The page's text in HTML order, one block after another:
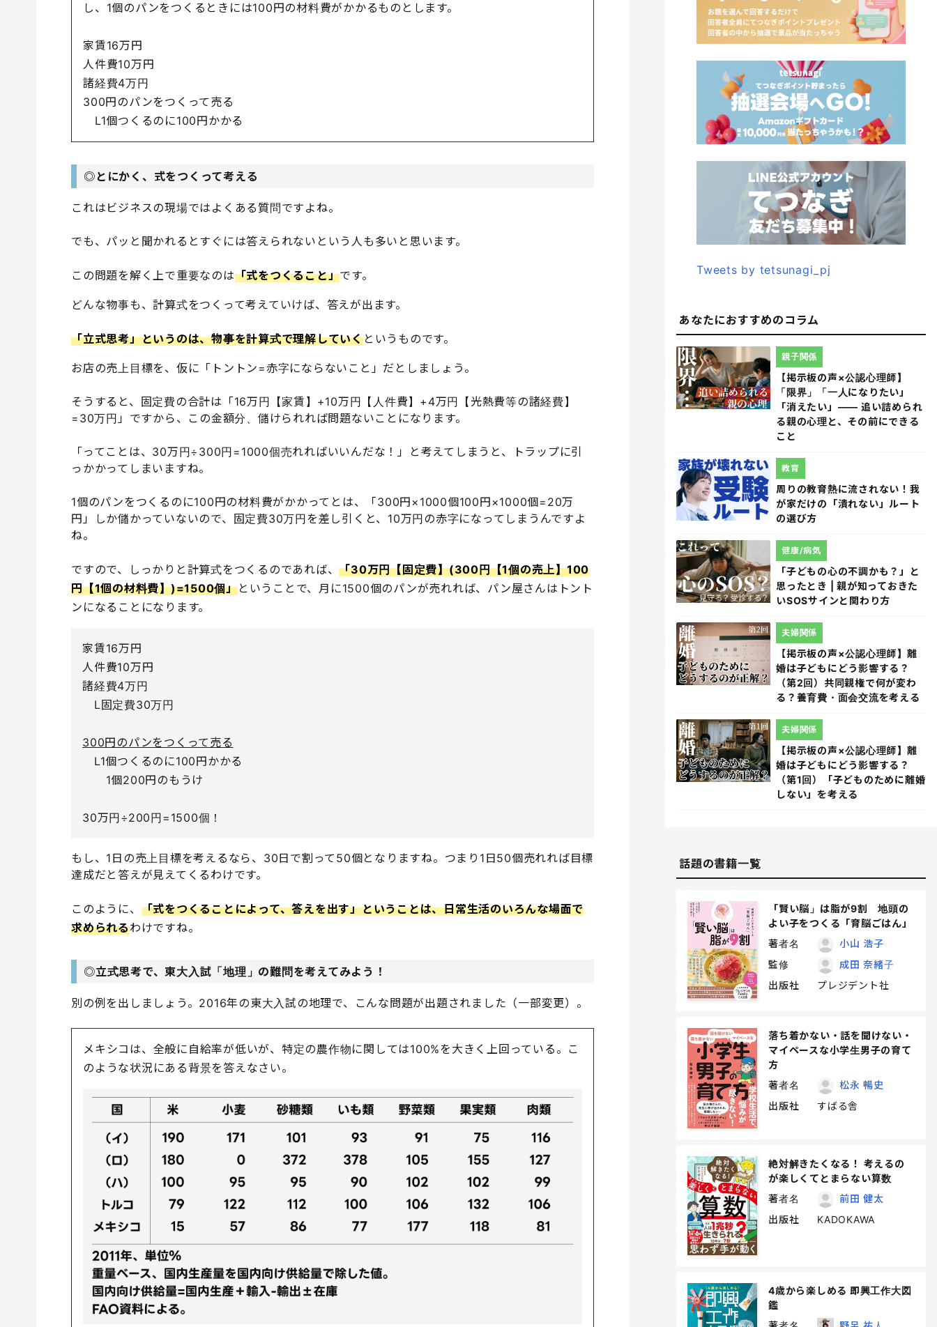
し、1個のパンをつくるときには100円の材料費がかかるものとします。
家賃16万円
人件費10万円
諸経費4万円
300円のパンをつくって売る
L1個つくるのに100円かかる
◎とにかく、式をつくって考える
これはビジネスの現場ではよくある質問ですよね。
でも、パッと聞かれるとすぐには答えられないという人も多いと思います。
この問題を解く上で重要なのは「式をつくること」です。
どんな物事も、計算式をつくって考えていけば、答えが出ます。
「立式思考」というのは、物事を計算式で理解していくというものです。
お店の売上目標を、仮に「トントン=赤字にならないこと」だとしましょう。
そうすると、固定費の合計は「16万円【家賃】+10万円【人件費】+4万円【光熱費等の諸経費】
=30万円」ですから、この金額分、儲けられれば問題ないことになります。
「ってことは、30万円÷300円=1000個売れればいいんだな！」と考えてしまうと、トラップに引
っかかってしまいますね。
1個のパンをつくるのに100円の材料費がかかってとは、「300円×1000個100円×1000個=20万
円」しか儲かっていないので、固定費30万円を差し引くと、10万円の赤字になってしまうんですよ
ね。
ですので、しっかりと計算式をつくるのであれば、「30万円【固定費】(300円【1個の売上】100
円【1個の材料費】)=1500個」ということで、月に1500個のパンが売れれば、パン屋さんはトント
ンになることになります。
家賃16万円
人件費10万円
諸経費4万円
L固定費30万円
300円のパンをつくって売る
L1個つくるのに100円かかる
1個200円のもうけ
30万円÷200円=1500個！
もし、1日の売上目標を考えるなら、30日で割って50個となりますね。つまり1日50個売れれば目標
達成だと答えが見えてくるわけです。
このように、 「式をつくることによって、答えを出す」ということは、日常生活のいろんな場面で
求められるわけですね。
◎立式思考で、東大入試「地理」の難問を考えてみよう！
別の例を出しましょう。2016年の東大入試の地理で、こんな問題が出題されました（一部変更）。
メキシコは、全般に自給率が低いが、特定の農作物に関しては100%を大きく上回っている。こ
のような状況にある背景を答えなさい。
Tweets by tetsunagi_pj
あなたにおすすめのコラム
【掲示板の声×公認心理師】
「限界」「一人になりたい」
「消えたい」―― 追い詰められ
る親の心理と、その前にできる
こと
親子関係
周りの教育熱に流されない！我
が家だけの「潰れない」ルート
の選び方
教育
「子どもの心の不調かも？」と
思ったとき | 親が知っておきた
いSOSサインと関わり方
健康/病気
【掲示板の声×公認心理師】離
婚は子どもにどう影響する？
（第2回）共同親権で何が変わ
る？養育費・面会交流を考える
夫婦関係
【掲示板の声×公認心理師】離
婚は子どもにどう影響する？
（第1回）「子どものために離婚
しない」を考える
夫婦関係
話題の書籍一覧
「賢い脳」は脂が9割 地頭の
よい子をつくる「育脳ごはん」
著者名
小山 浩子
監修
成田 奈緒子
出版社
プレジデント社
落ち着かない・話を聞けない・
マイペースな小学生男子の育て
方
著者名
松永 暢史
出版社
すばる舎
絶対解きたくなる！ 考えるの
が楽しくてとまらない算数
著者名
前田 健太
出版社
KADOKAWA
4歳から楽しめる 即興工作大図
鑑